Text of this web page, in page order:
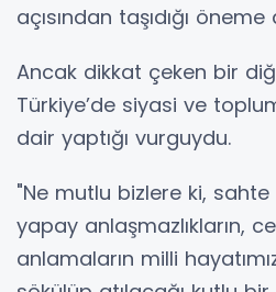
açısından taşıdığı
Ancak dikkat çeken bir
Türkiye’de siyasi ve
dair yaptığı vurguydu.
"Ne mutlu bizlere ki, sahte
yapay anlaşmazlıkların,
anlamaların milli